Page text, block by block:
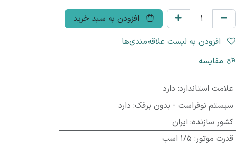
افزودن به سبد خرید
مقایسه
علامت استاندارد: دارد
سیستم نوفراست - بدون برفک: دارد
کشور سازنده: ایران
قدرت موتور: 1/5 اسب